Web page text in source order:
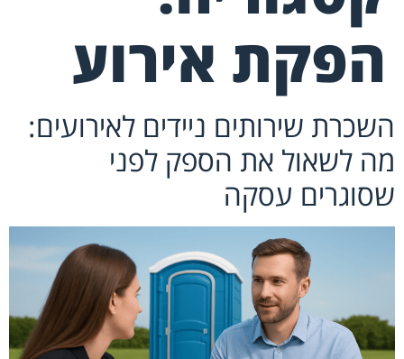
הפקת אירוע
השכרת שירותים ניידים לאירועים:
מה לשאול את הספק לפני
שסוגרים עסקה